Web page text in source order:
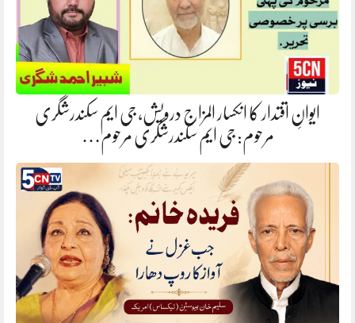
ایوانِ اقتدار کا انکسار المزاج درویش، جی ایم سکندرشگری
مرحوم: جی ایم سکندرشگری مرحوم…